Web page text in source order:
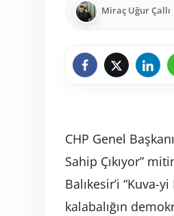
Miraç Uğur Çallı
CHP Genel
Sahip Çıkıyor”
Balıkesir’i
kalabalığın